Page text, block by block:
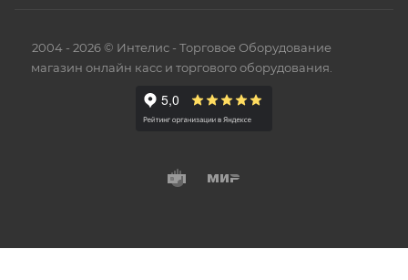
2004 - 2026 © Интелис - Торговое Оборудование
магазин онлайн касс и торгового оборудования.